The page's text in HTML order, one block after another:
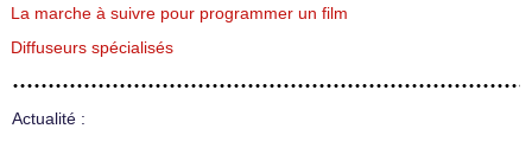
La marche à suivre pour programmer un film
Diffuseurs spécialisés
Actualité :